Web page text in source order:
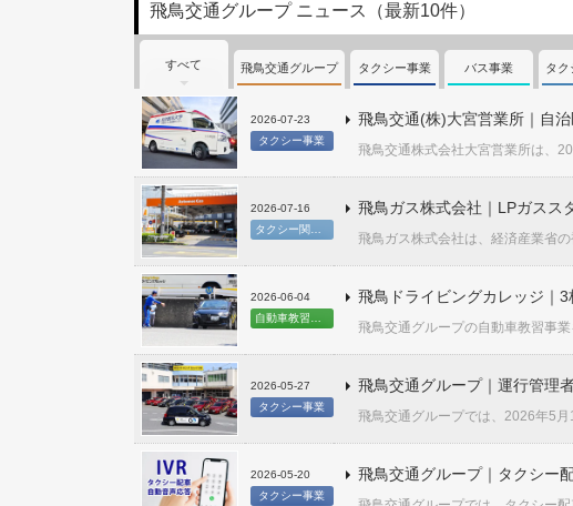
飛鳥交通グループ ニュース（最新10件）
すべて 飛鳥交通グループ タクシー事業 バス事業 タク
2026-07-23
タクシー事業
飛鳥交通(株)大宮営業所｜自
飛鳥交通株式会社大宮営業所は、
2026-07-16
タクシー関連事業
飛鳥ガス株式会社｜LPガスス
飛鳥ガス株式会社は、経済産業省
2026-06-04
自動車教習事業
飛鳥ドライビングカレッジ｜
飛鳥交通グループの自動車教習事
2026-05-27
タクシー事業
飛鳥交通グループ｜運行管理
飛鳥交通グループでは、2026年5
2026-05-20
タクシー事業
飛鳥交通グループ｜タクシー